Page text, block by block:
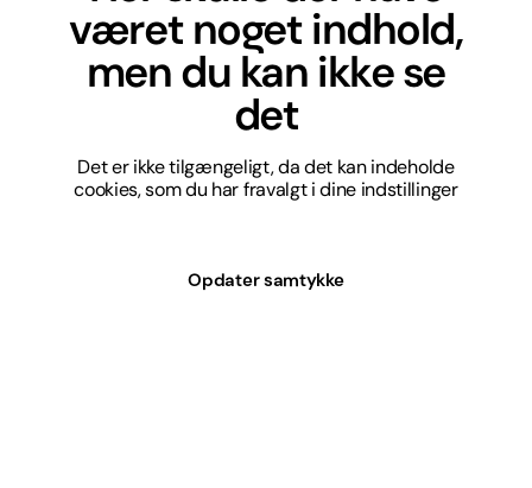
været noget indhold,
men du kan ikke se
det
Det er ikke tilgængeligt, da det kan indeholde
cookies, som du har fravalgt i dine indstillinger
Opdater samtykke